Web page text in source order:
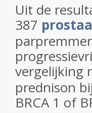
Uit de
387
vergelijking
prednison
BRCA 1 of